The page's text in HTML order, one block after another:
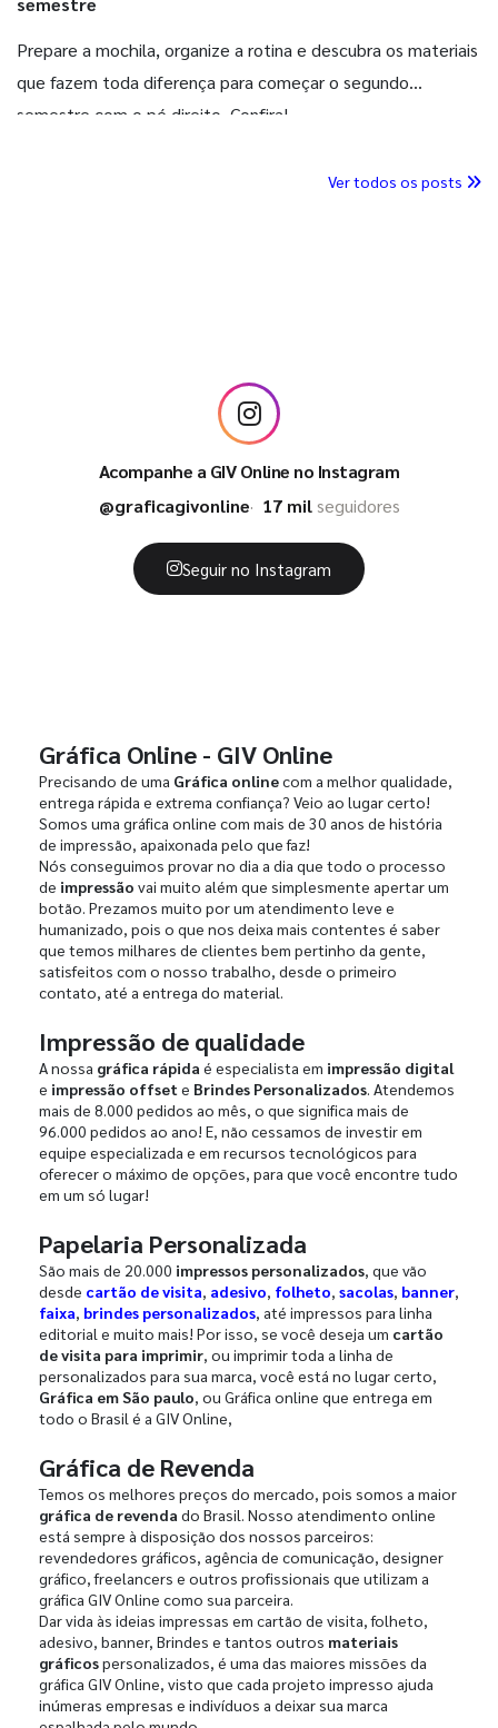
Prepare a mochila, organize a rotina e descubra os materiais
que fazem toda diferença para começar o segundo
semestre com o pé direito. Confira!
Ver todos os posts
Acompanhe a GIV Online no Instagram
@graficagivonline
17 milseguidores
Seguir no Instagram
Gráfica Online - GIV Online
Precisando de uma Gráfica onlinecom a melhor qualidade,
entrega rápida e extrema confiança? Veio ao lugar certo!
Somos uma gráfica online com mais de 30 anos de história
de impressão, apaixonada pelo que faz!
Nós conseguimos provar no dia a dia que todo o processo
de impressão vai muito além que simplesmente apertar um
botão. Prezamos muito por um atendimento leve e
humanizado, pois o que nos deixa mais contentes é saber
que temos milhares de clientes bem pertinho da gente,
satisfeitos com o nosso trabalho, desde o primeiro
contato, até a entrega do material.
Impressão de qualidade
A nossa gráfica rápida é especialista em impressão digital
e impressão offset e Brindes Personalizados. Atendemos
mais de 8.000 pedidos ao mês, o que significa mais de
96.000 pedidos ao ano! E, não cessamos de investir em
equipe especializada e em recursos tecnológicos para
oferecer o máximo de opções, para que você encontre tudo
em um só lugar!
Papelaria Personalizada
São mais de 20.000 impressos personalizados, que vão
desde cartão de visita, adesivo, folheto, sacolas, banner,
faixa, brindes personalizados, até impressos para linha
editorial e muito mais! Por isso, se você deseja um cartão
de visita para imprimir, ou imprimir toda a linha de
personalizados para sua marca, você está no lugar certo,
Gráfica em São paulo, ou Gráfica online que entrega em
todo o Brasil é a GIV Online,
Gráfica de Revenda
Temos os melhores preços do mercado, pois somos a maior
gráfica de revenda do Brasil. Nosso atendimento online
está sempre à disposição dos nossos parceiros:
revendedores gráficos, agência de comunicação, designer
gráfico, freelancers e outros profissionais que utilizam a
gráfica GIV Online como sua parceira.
Dar vida às ideias impressas em cartão de visita, folheto,
adesivo, banner, Brindes e tantos outros materiais
gráficospersonalizados, é uma das maiores missões da
gráfica GIV Online, visto que cada projeto impresso ajuda
inúmeras empresas e indivíduos a deixar sua marca